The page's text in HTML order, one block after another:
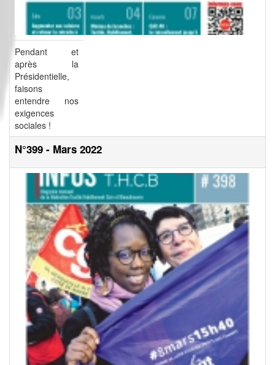
Pendant et
après la
Présidentielle,
faisons
entendre nos
exigences
sociales !
N°399 - Mars 2022